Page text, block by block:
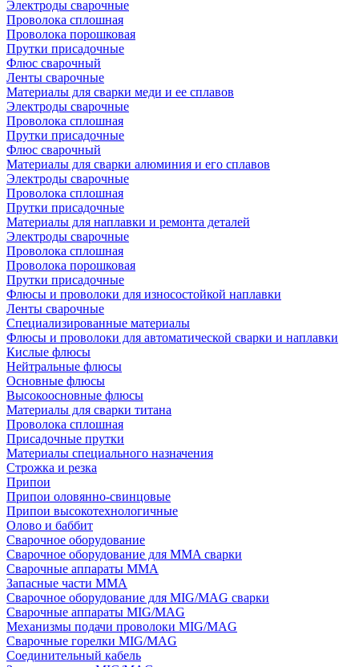
Электроды сварочные
Проволока сплошная
Проволока порошковая
Прутки присадочные
Флюс сварочный
Ленты сварочные
Материалы для сварки меди и ее сплавов
Электроды сварочные
Проволока сплошная
Прутки присадочные
Флюс сварочный
Материалы для сварки алюминия и его сплавов
Электроды сварочные
Проволока сплошная
Прутки присадочные
Материалы для наплавки и ремонта деталей
Электроды сварочные
Проволока сплошная
Проволока порошковая
Прутки присадочные
Флюсы и проволоки для износостойкой наплавки
Ленты сварочные
Специализированные материалы
Флюсы и проволоки для автоматической сварки и наплавки
Кислые флюсы
Нейтральные флюсы
Основные флюсы
Высокоосновные флюсы
Материалы для сварки титана
Проволока сплошная
Присадочные прутки
Материалы специального назначения
Строжка и резка
Припои
Припои оловянно-свинцовые
Припои высокотехнологичные
Олово и баббит
Сварочное оборудование
Сварочное оборудование для MMA сварки
Сварочные аппараты MMA
Запасные части MMA
Сварочное оборудование для MIG/MAG сварки
Сварочные аппараты MIG/MAG
Механизмы подачи проволоки MIG/MAG
Сварочные горелки MIG/MAG
Соединительный кабель